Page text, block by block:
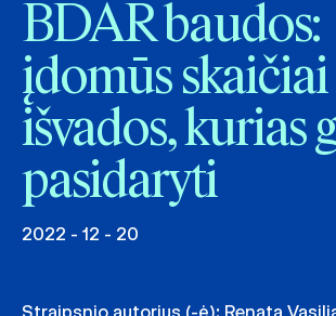
BDAR baudos:
įdomūs
išvados, kurias
pasidaryti
2022 - 12 - 20